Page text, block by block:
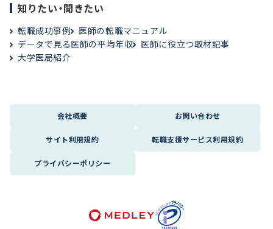
知りたい・聞きたい
転職成功事例
医師の転職マニュアル
データで見る医師の平均年収
医師に役立つ取材記事
大学医局紹介
会社概要 お問い合わせ
サイト利用規約 転職支援サービス利用規約
プライバシーポリシー